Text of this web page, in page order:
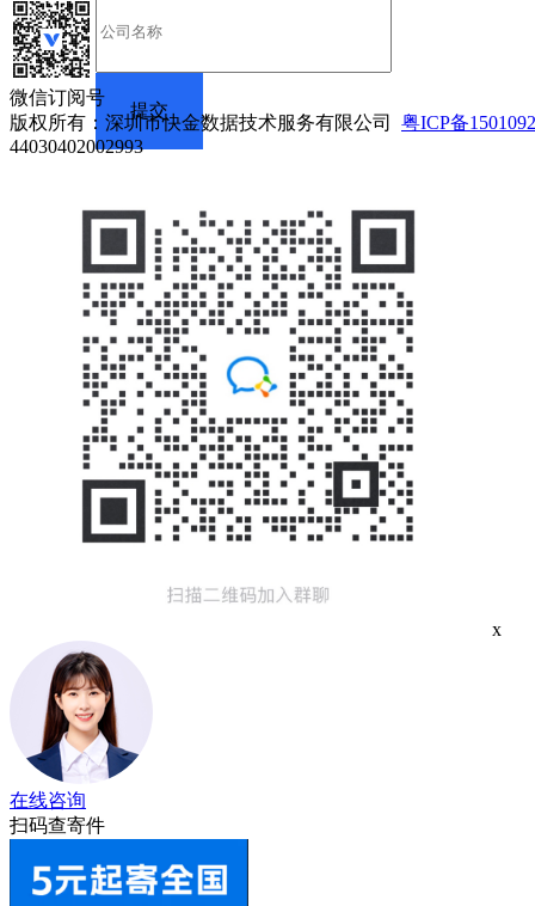
微信订阅号
版权所有：深圳市快金数据技术服务有限公司 粤ICP备
44030402002993
x
在线咨询
扫码查寄件